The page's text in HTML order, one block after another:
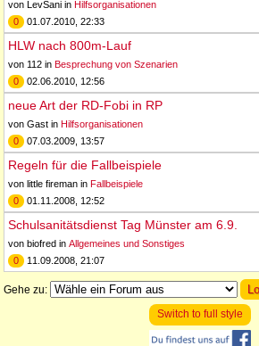
von LevSani in Hilfsorganisationen
0
01.07.2010, 22:33
HLW nach 800m-Lauf
von 112 in Besprechung von Szenarien
0
02.06.2010, 12:56
neue Art der RD-Fobi in RP
von Gast in Hilfsorganisationen
0
07.03.2009, 13:57
Regeln für die Fallbeispiele
von little fireman in Fallbeispiele
0
01.11.2008, 12:52
Schulsanitätsdienst Tag Münster am 6.9.
von biofred in Allgemeines und Sonstiges
0
11.09.2008, 21:07
Gehe zu:
Switch to full style